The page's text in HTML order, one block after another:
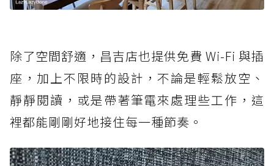
除了空間舒適，昌吉店也提供免費 Wi-Fi 與插
座，加上不限時的設計，不論是輕鬆放空、
靜靜閱讀，或是帶著筆電來處理些工作，這
裡都能剛剛好地接住每一種節奏。